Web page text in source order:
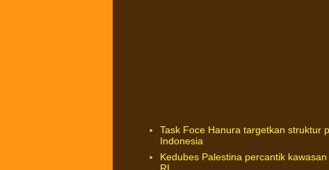
Task Foce Hanura targetkan struktur
Indonesia
Kedubes Palestina percantik